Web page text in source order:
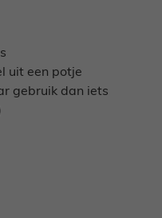
uit een potje
gebruik dan iets